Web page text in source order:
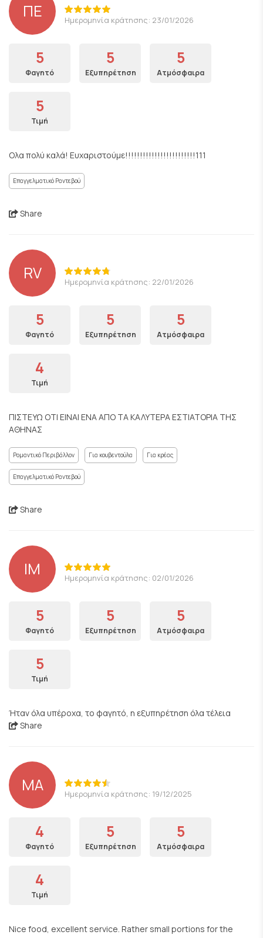
ΠΕ Ημερομηνία κράτησης: 23/01/2026
5
Φαγητό
5
Εξυπηρέτηση
5
Ατμόσφαιρα
5
Τιμή
Ολα πολύ καλά! Ευχαριστούμε!!!!!!!!!!!!!!!!!!!!!!!!111
Επαγγελματικό Ραντεβού
Share
RV Ημερομηνία κράτησης: 22/01/2026
5
Φαγητό
5
Εξυπηρέτηση
5
Ατμόσφαιρα
4
Τιμή
ΠΙΣΤΕΥΩ ΟΤΙ ΕΙΝΑΙ ΕΝΑ ΑΠΟ ΤΑ ΚΑΛΥΤΕΡΑ ΕΣΤΙΑΤΟΡΙΑ ΤΗΣ
ΑΘΗΝΑΣ
Ρομαντικό Περιβάλλον Για κουβεντούλα Για κρέας
Επαγγελματικό Ραντεβού
Share
IM Ημερομηνία κράτησης: 02/01/2026
5
Φαγητό
5
Εξυπηρέτηση
5
Ατμόσφαιρα
5
Τιμή
Ήταν όλα υπέροχα, το φαγητό, η εξυπηρέτηση όλα τέλεια
Share
ΜΑ Ημερομηνία κράτησης: 19/12/2025
4
Φαγητό
5
Εξυπηρέτηση
5
Ατμόσφαιρα
4
Τιμή
Nice food, excellent service. Rather small portions for the